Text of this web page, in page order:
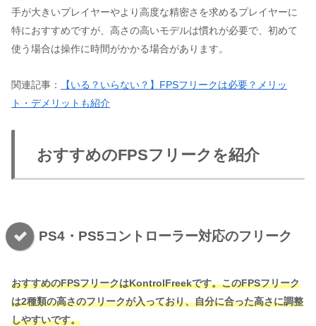
手が大きいプレイヤーやより高度な精密さを求めるプレイヤーに
特におすすめですが、高さの高いモデルは慣れが必要で、初めて
使う場合は操作に時間がかかる場合があります。
関連記事：
【いる？いらない？】FPSフリークは必要？メリッ
ト・デメリットも紹介
おすすめのFPSフリークを紹介
PS4・PS5コントローラー対応のフリーク
おすすめのFPSフリークはKontrolFreekです。このFPSフリーク
は2種類の高さのフリークが入っており、自分に合った高さに調整
しやすいです。